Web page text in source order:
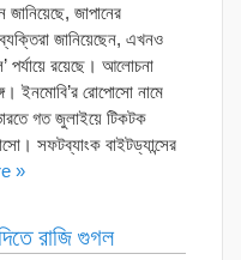
জানিয়েছে, জাপানের
জানিয়েছেন, এখনও
পর্যায়ে রয়েছে। আলোচনা
ইনমোবি’র রোপোসো নামে
গত জুলাইয়ে টিকটক
সফটব্যাংক বাইটড্যান্সের
»
রাজি গুগল